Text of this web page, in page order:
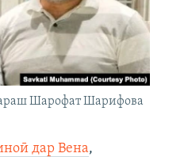
Шарофат Шарифова
дар Вена,